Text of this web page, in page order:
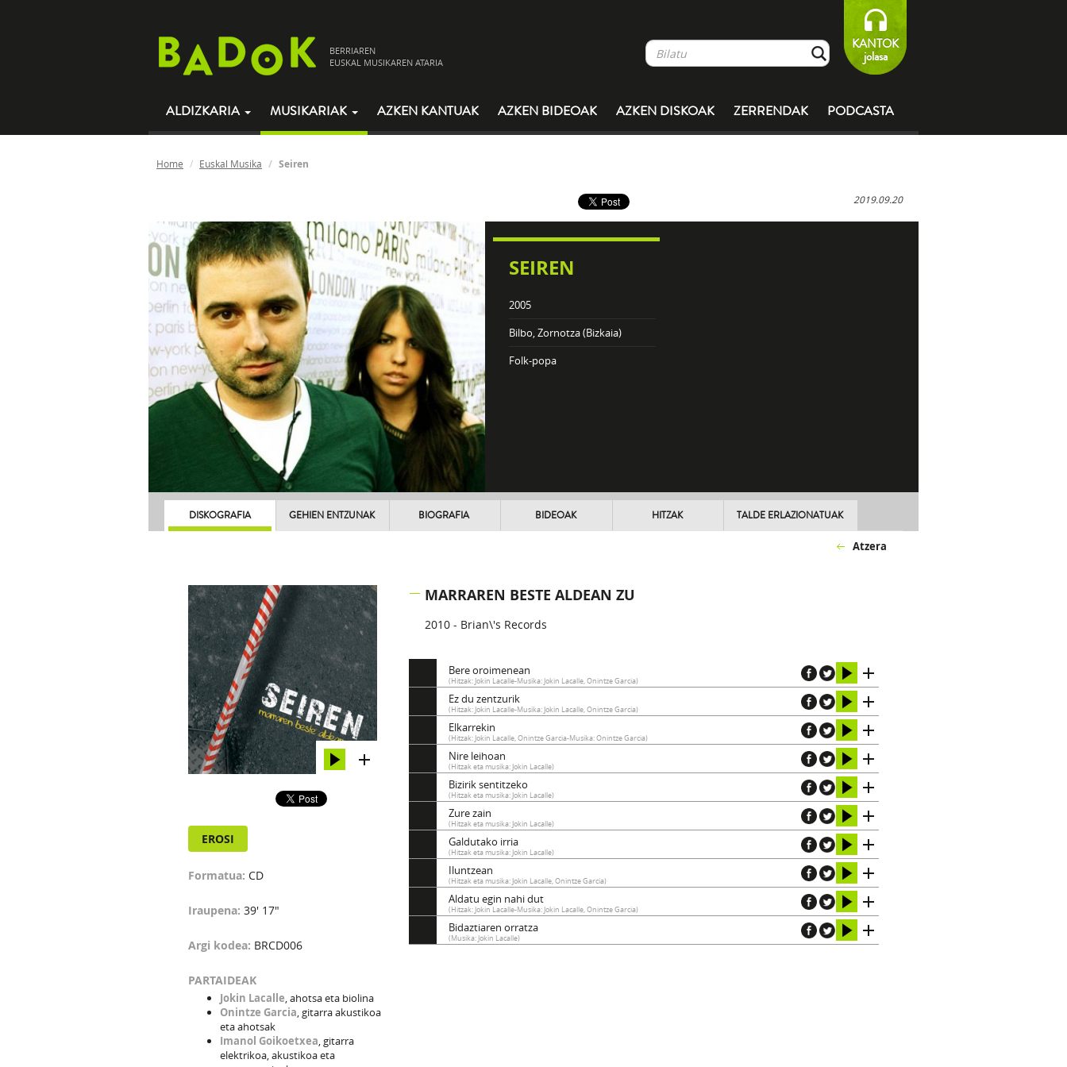
BERRIAREN
EUSKAL MUSIKAREN ATARIA
KANTOK
jolasa
ALDIZKARIA MUSIKARIAK AZKEN KANTUAK AZKEN BIDEOAK AZKEN DISKOAK ZERRENDAK PODCASTA
Home Euskal Musika Seiren
2019.09.20
SEIREN
2005
Bilbo, Zornotza (Bizkaia)
Folk-popa
DISKOGRAFIA GEHIEN ENTZUNAK BIOGRAFIA BIDEOAK HITZAK TALDE ERLAZIONATUAK
Atzera
EROSI
Formatua: CD
Iraupena: 39' 17"
Argi kodea: BRCD006
PARTAIDEAK
Jokin Lacalle, ahotsa eta biolina
Onintze Garcia, gitarra akustikoa
eta ahotsak
Imanol Goikoetxea, gitarra
elektrikoa, akustikoa eta
MARRAREN BESTE ALDEAN ZU
2010 - Brian\'s Records
Bere oroimenean
(Hitzak: Jokin Lacalle-Musika: Jokin Lacalle, Onintze Garcia)
Ez du zentzurik
(Hitzak: Jokin Lacalle-Musika: Jokin Lacalle, Onintze Garcia)
Elkarrekin
(Hitzak: Jokin Lacalle, Onintze Garcia-Musika: Onintze Garcia)
Nire leihoan
(Hitzak eta musika: Jokin Lacalle)
Bizirik sentitzeko
(Hitzak eta musika: Jokin Lacalle)
Zure zain
(Hitzak eta musika: Jokin Lacalle)
Galdutako irria
(Hitzak eta musika: Jokin Lacalle)
Iluntzean
(Hitzak eta musika: Jokin Lacalle, Onintze Garcia)
Aldatu egin nahi dut
(Hitzak: Jokin Lacalle-Musika: Jokin Lacalle, Onintze Garcia)
Bidaztiaren orratza
(Musika: Jokin Lacalle)